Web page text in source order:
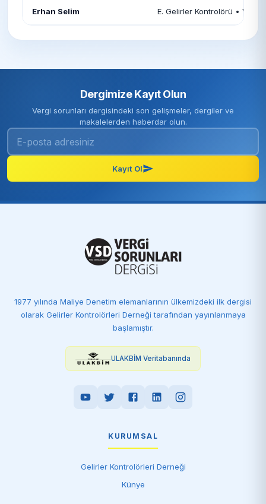
Erhan Selim E. Gelirler Kontrolörü • VDK
Dergimize Kayıt Olun
Vergi sorunları dergisindeki son gelişmeler, dergiler ve
makalelerden haberdar olun.
Kayıt Ol
1977 yılında Maliye Denetim elemanlarının ülkemizdeki ilk dergisi
olarak Gelirler Kontrolörleri Derneği tarafından yayınlanmaya
başlamıştır.
ULAKBİM Veritabanında
KURUMSAL
Gelirler Kontrolörleri Derneği
Künye